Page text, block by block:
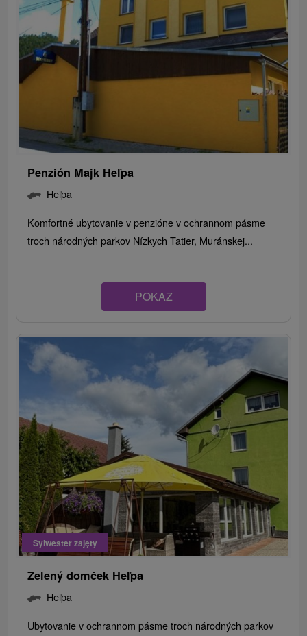
Penzión Majk Heľpa
Heľpa
Komfortné ubytovanie v penzióne v ochrannom pásme
troch národných parkov Nízkych Tatier, Muránskej...
POKAZ
Sylwester zajęty
Zelený domček Heľpa
Heľpa
Ubytovanie v ochrannom pásme troch národných parkov